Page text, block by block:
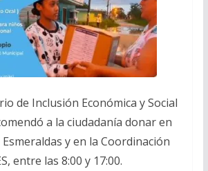
de Inclusión Económica y Social
a la ciudadanía donar en
y en la Coordinación
entre las 8:00 y 17:00.